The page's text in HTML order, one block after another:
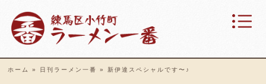
ホーム » 日刊ラーメン一番 » 新伊達スペシャルです〜♪